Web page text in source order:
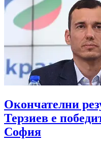
Окончателни
Терзиев е
София